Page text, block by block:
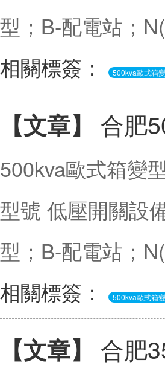
型；B-配電站；
相關標簽：
500kva歐式箱變
【文章】 合肥
500kva歐式箱變
型號 低壓開關設
型；B-配電站；
相關標簽：
500kva歐式箱變
【文章】 合肥